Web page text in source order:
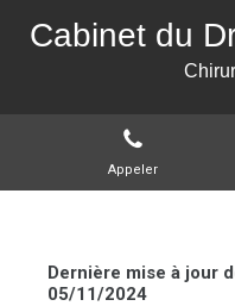
Cabinet du
Appeler
Dernière mise à jour
05/11/2024